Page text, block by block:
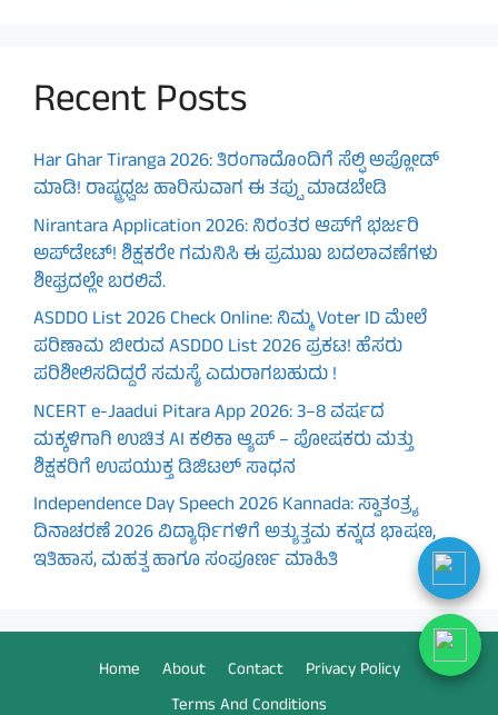
Recent Posts
Har Ghar Tiranga 2026: ತಿರಂಗಾದೊಂದಿಗೆ ಸೆಲ್ಫಿ ಅಪ್ಲೋಡ್
ಮಾಡಿ! ರಾಷ್ಟ್ರಧ್ವಜ ಹಾರಿಸುವಾಗ ಈ ತಪ್ಪು ಮಾಡಬೇಡಿ
Nirantara Application 2026: ನಿರಂತರ ಆಪ್‌ಗೆ ಭರ್ಜರಿ
ಅಪ್‌ಡೇಟ್! ಶಿಕ್ಷಕರೇ ಗಮನಿಸಿ ಈ ಪ್ರಮುಖ ಬದಲಾವಣೆಗಳು
ಶೀಘ್ರದಲ್ಲೇ ಬರಲಿವೆ.
ASDDO List 2026 Check Online: ನಿಮ್ಮ Voter ID ಮೇಲೆ
ಪರಿಣಾಮ ಬೀರುವ ASDDO List 2026 ಪ್ರಕಟ! ಹೆಸರು
ಪರಿಶೀಲಿಸದಿದ್ದರೆ ಸಮಸ್ಯೆ ಎದುರಾಗಬಹುದು !
NCERT e-Jaadui Pitara App 2026: 3–8 ವರ್ಷದ
ಮಕ್ಕಳಿಗಾಗಿ ಉಚಿತ AI ಕಲಿಕಾ ಆ್ಯಪ್ – ಪೋಷಕರು ಮತ್ತು
ಶಿಕ್ಷಕರಿಗೆ ಉಪಯುಕ್ತ ಡಿಜಿಟಲ್ ಸಾಧನ
Independence Day Speech 2026 Kannada: ಸ್ವಾತಂತ್ರ್ಯ
ದಿನಾಚರಣೆ 2026 ವಿದ್ಯಾರ್ಥಿಗಳಿಗೆ ಅತ್ಯುತ್ತಮ ಕನ್ನಡ ಭಾಷಣ,
ಇತಿಹಾಸ, ಮಹತ್ವ ಹಾಗೂ ಸಂಪೂರ್ಣ ಮಾಹಿತಿ
Home About Contact
Privacy Policy
Terms And Conditions